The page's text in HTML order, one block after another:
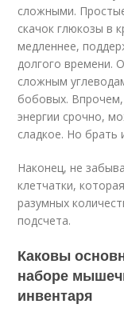
сложными.
скачок глюкозы в
медленнее,
долгого времени.
сложным
бобовых.
энергии срочно,
сладкое. Но брать
Наконец, не
клетчатки,
разумных
подсчета.
Каковы
наборе
инвентаря